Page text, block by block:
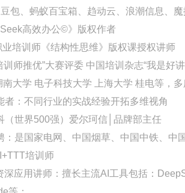
包、蚂蚁百宝箱、趋动云、浪潮信息、
高效办公©》版权作者
培训师《结构性思维》版权课授权讲师
训师推优”大赛评委 中国培训杂志“我是好
大学 电子科技大学 上海大学 桂电等，
者：不同行业的实战经验开拓多维视角
（世界500强）爱尔珂信│品牌部主任
：是国家电网、中国烟草、中国中铁、
培训师
深应用讲师：擅长主流AI工具包括：